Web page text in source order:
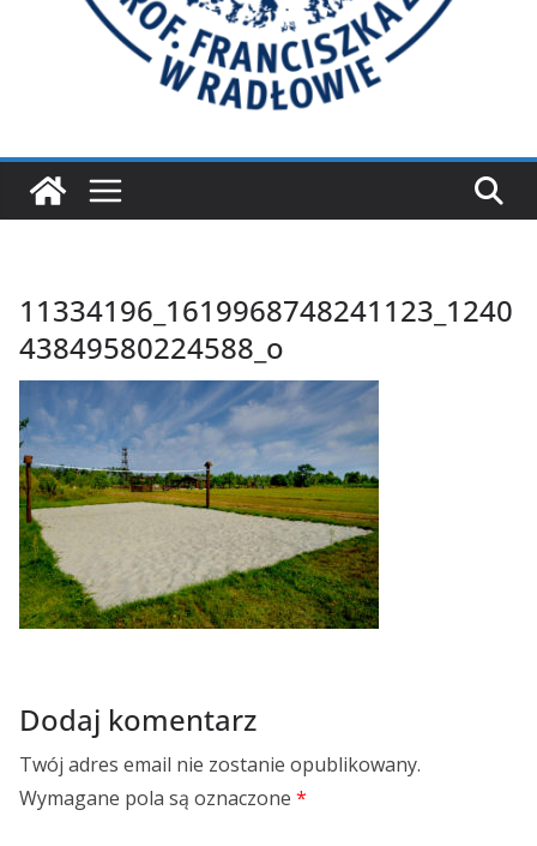
11334196_1619968748241123_1240
43849580224588_o
Dodaj komentarz
Twój adres email nie zostanie opublikowany.
Wymagane pola są oznaczone *